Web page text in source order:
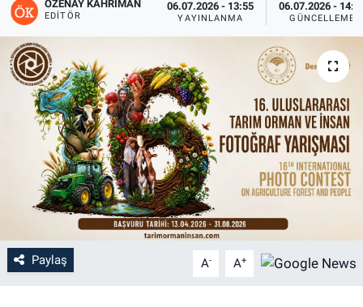
ÖZENAY KAHRIMAN
EDITÖR
06.07.2026 - 13:55
YAYINLANMA
06.07.2026 -
GÜNCELLEME
Paylaş A- A+